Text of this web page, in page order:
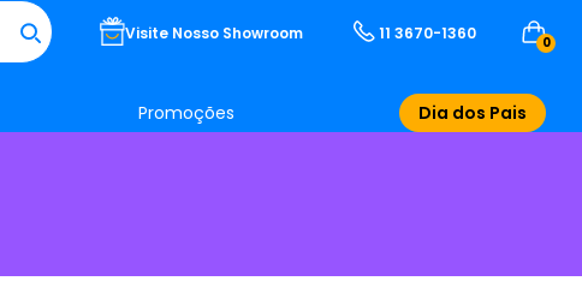
Visite Nosso Showroom 11 3670-1360 0
Promoções Dia dos Pais